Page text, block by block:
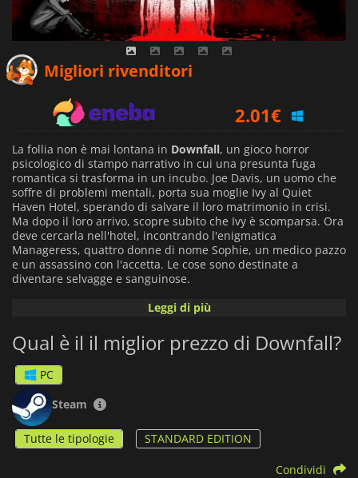
Migliori rivenditori
2.01€
1.11€
La follia non è mai lontana in Downfall, un gioco horror
psicologico di stampo narrativo in cui una presunta fuga
romantica si trasforma in un incubo. Joe Davis, un uomo che
soffre di problemi mentali, porta sua moglie Ivy al Quiet
Haven Hotel, sperando di salvare il loro matrimonio in crisi.
Ma dopo il loro arrivo, scopre subito che Ivy è scomparsa. Ora
deve cercarla nell'hotel, incontrando l'enigmatica
Manageress, quattro donne di nome Sophie, un medico pazzo
e un assassino con l'accetta. Le cose sono destinate a
diventare selvagge e sanguinose.
Le vostre scelte determineranno la direzione della storia e il
amorevole, un cinico senza cuore o un realista calcolatore?
Sarà un viaggio di redenzione o di dannazione? Scoprite i
segreti che risiedono nella mente disturbata di Joe in
Downfall.
Leggi di più
Qual è il il miglior prezzo di Downfall?
PC
Steam
Tutte le tipologie STANDARD EDITION
Condividi